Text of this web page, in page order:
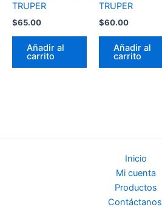
TRUPER
$65.00
Añadir al
carrito
TRUPER
$60.00
Añadir al
carrito
Inicio
Mi cuenta
Productos
Contáctanos